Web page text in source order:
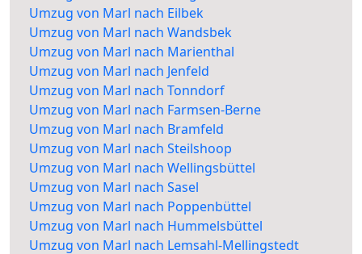
Umzug von Marl nach Eilbek
Umzug von Marl nach Wandsbek
Umzug von Marl nach Marienthal
Umzug von Marl nach Jenfeld
Umzug von Marl nach Tonndorf
Umzug von Marl nach Farmsen-Berne
Umzug von Marl nach Bramfeld
Umzug von Marl nach Steilshoop
Umzug von Marl nach Wellingsbüttel
Umzug von Marl nach Sasel
Umzug von Marl nach Poppenbüttel
Umzug von Marl nach Hummelsbüttel
Umzug von Marl nach Lemsahl-Mellingstedt